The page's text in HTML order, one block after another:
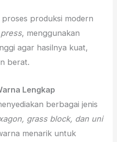
produksi modern
, menggunakan
agar hasilnya kuat,
berat.
Lengkap
berbagai jenis
grass block, dan uni
menarik untuk